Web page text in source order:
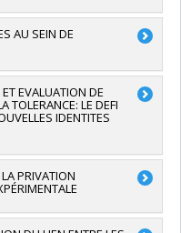
du Québec -
Regroupements
de recherches en
de développement de
AU SEIN DE
EVALUATION DE
TOLERANCE: LE DEFI
IDENTITES
PRIVATION